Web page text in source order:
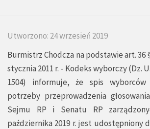
Utworzono: 24 wrzesień 2019
Burmistrz Chodcza na podstawie art. 36
stycznia 2011 r. - Kodeks wyborczy (Dz.
1504) informuje, że spis wyborców
potrzeby przeprowadzenia
Sejmu RP i Senatu RP
października 2019 r. jest udostępniony